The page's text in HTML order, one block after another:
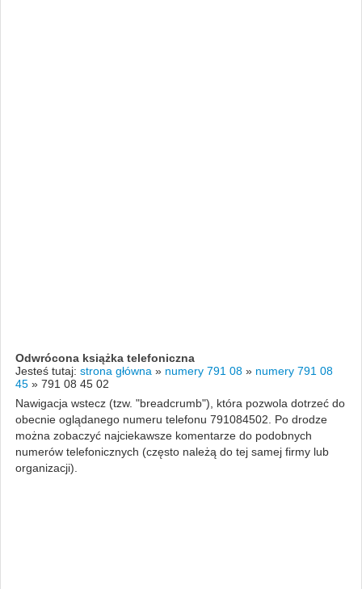
Odwrócona książka telefoniczna
Jesteś tutaj: strona główna » numery 791 08 » numery 791 08
45 » 791 08 45 02
Nawigacja wstecz (tzw. "breadcrumb"), która pozwola dotrzeć do
obecnie oglądanego numeru telefonu 791084502. Po drodze
można zobaczyć najciekawsze komentarze do podobnych
numerów telefonicznych (często należą do tej samej firmy lub
organizacji).